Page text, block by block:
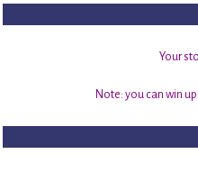
Your
Note: you can win